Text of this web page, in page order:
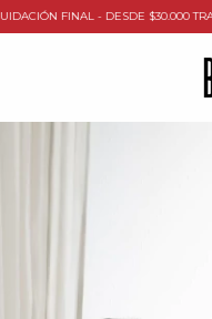
FINAL - DESDE $30.000